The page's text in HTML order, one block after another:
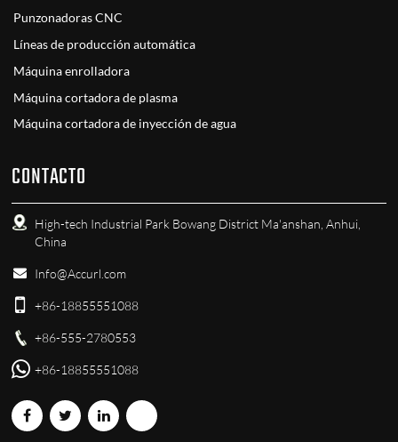
Punzonadoras CNC
Líneas de producción automática
Máquina enrolladora
Máquina cortadora de plasma
Máquina cortadora de inyección de agua
CONTACTO
High-tech Industrial Park Bowang District Ma'anshan, Anhui,
China
Info@Accurl.com
+86-18855551088
+86-555-2780553
+86-18855551088